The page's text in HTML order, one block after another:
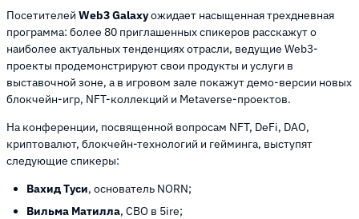
Посетителей Web3 Galaxyожидает насыщенная трехдневная
программа: более 80 приглашенных спикеров расскажут о
наиболее актуальных тенденциях отрасли, ведущие Web3-
проекты продемонстрируют свои продукты и услуги в
выставочной зоне, а в игровом зале покажут демо-версии новых
блокчейн-игр, NFT-коллекций и Metaverse-проектов.
На конференции, посвященной вопросам NFT, DeFi, DAO,
криптовалют, блокчейн-технологий и гейминга, выступят
следующие спикеры:
Вахид Туси, основатель NORN;
Вильма Матилла, CBO в 5ire;